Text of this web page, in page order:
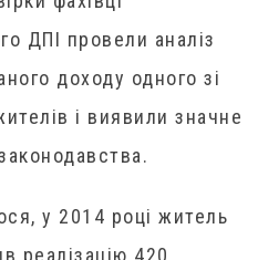
ДПІ провели аналіз
доходу одного зі
і виявили значне
у 2014 році житель
реалізацію 420